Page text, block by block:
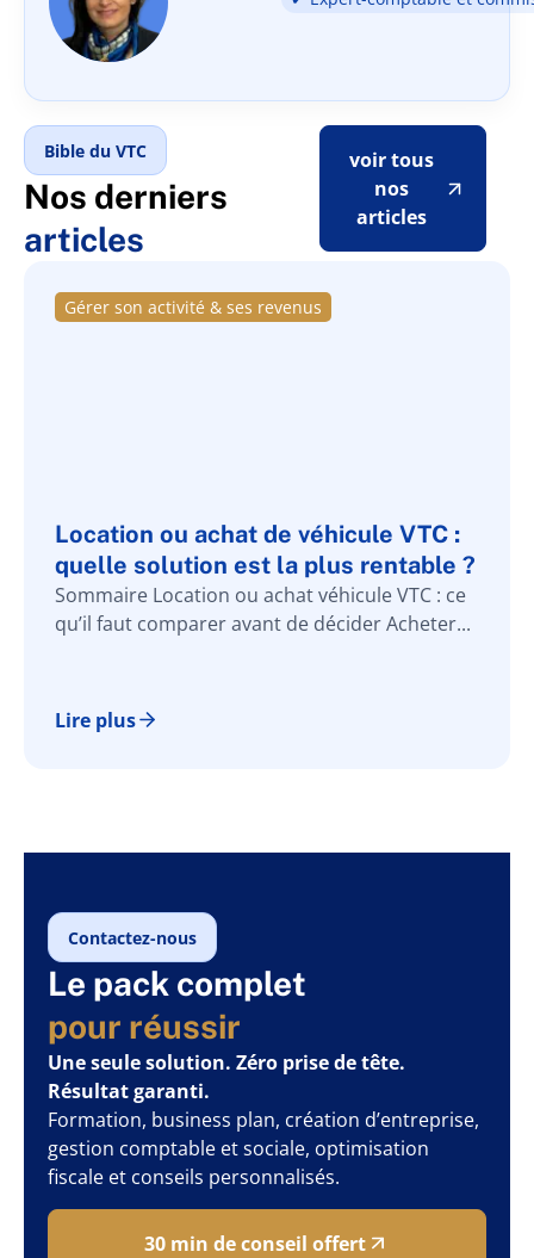
Bible du VTC
Nos derniers
articles
voir tous
nos
articles
Gérer son activité & ses revenus
Location ou achat de véhicule VTC :
quelle solution est la plus rentable ?
Sommaire Location ou achat véhicule VTC : ce
qu’il faut comparer avant de décider Acheter...
Lire plus
Contactez-nous
Le pack complet
pour réussir
Une seule solution. Zéro prise de tête.
Résultat garanti.
Formation, business plan, création d’entreprise,
gestion comptable et sociale, optimisation
fiscale et conseils personnalisés.
30 min de conseil offert